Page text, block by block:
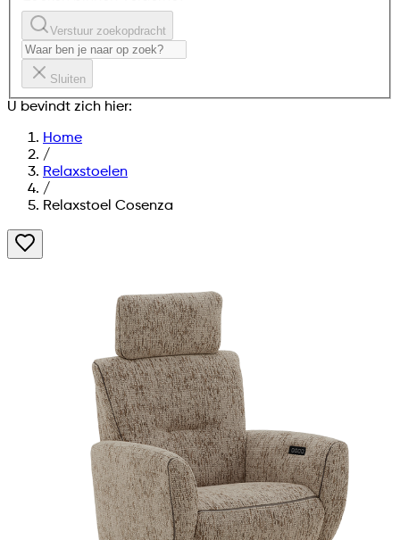
Verstuur zoekopdracht
Sluiten
U bevindt zich hier:
Home
/
Relaxstoelen
/
Relaxstoel Cosenza